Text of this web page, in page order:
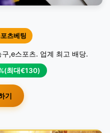
츠베팅
,e스포츠. 업계 최고 배당.
최대€130)
기